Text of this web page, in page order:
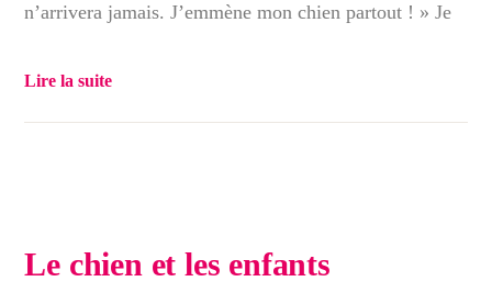
n’arrivera jamais. J’emmène mon chien partout ! » Je
Lire la suite
Le chien et les enfants